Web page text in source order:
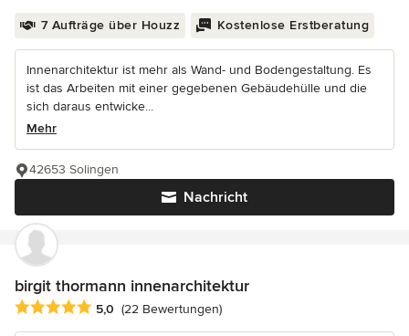
7 Aufträge über Houzz Kostenlose Erstberatung
Innenarchitektur ist mehr als Wand- und Bodengestaltung. Es
ist das Arbeiten mit einer gegebenen Gebäudehülle und die
sich daraus entwicke...
Mehr
Nachricht
42653 Solingen
birgit thormann innenarchitektur
Durchschnittliche Bewertung: 5 von 5 Sternen
5,0 (22 Bewertungen)